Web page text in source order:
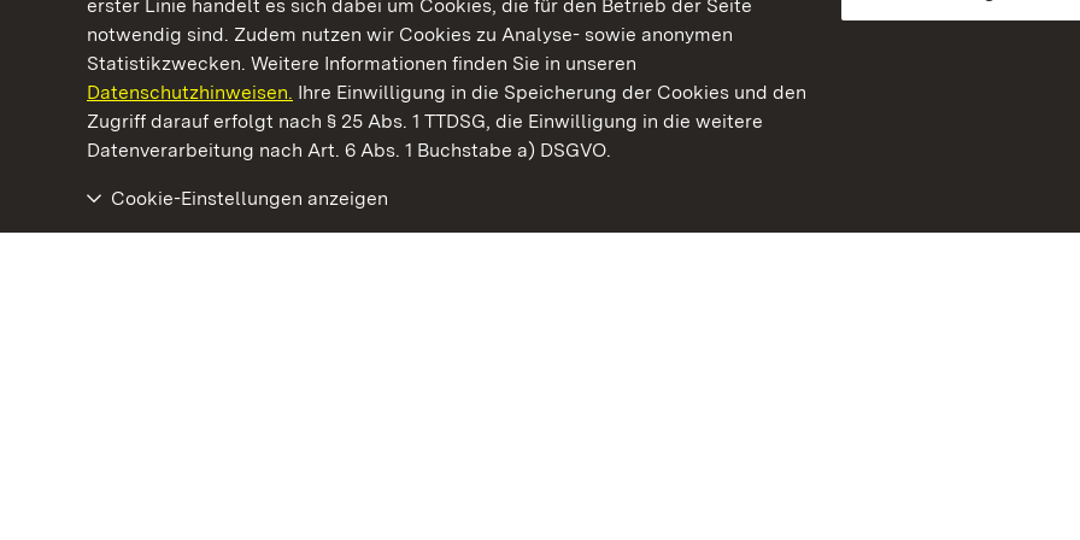
erster Linie handelt es sich dabei um Cookies, die für den Betrieb der Seite
notwendig sind. Zudem nutzen wir Cookies zu Analyse- sowie anonymen
Statistikzwecken. Weitere Informationen finden Sie in unseren
Datenschutzhinweisen. Ihre Einwilligung in die Speicherung der Cookies und den
Zugriff darauf erfolgt nach § 25 Abs. 1 TTDSG, die Einwilligung in die weitere
Datenverarbeitung nach Art. 6 Abs. 1 Buchstabe a) DSGVO.
Cookie-Einstellungen anzeigen
Kommen. Staunen. Genießen.